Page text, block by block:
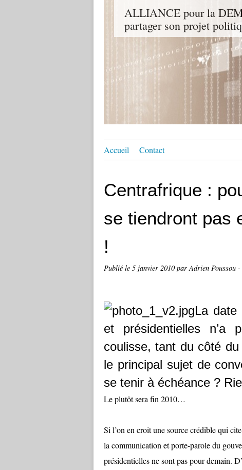
ALLIANCE pour la
partager son projet
Accueil Contact
Centrafrique :
se tiendront pas
!
Publié le 5 janvier 2010par Adrien Poussou
La date
et présidentielles n’a
coulisse, tant du côté du
le principal sujet de
se tenir à échéance ?
Le plutôt sera fin 2010…
Si l’on en croit une source crédible qui
la communication et porte-parole du
présidentielles ne sont pas pour demain.